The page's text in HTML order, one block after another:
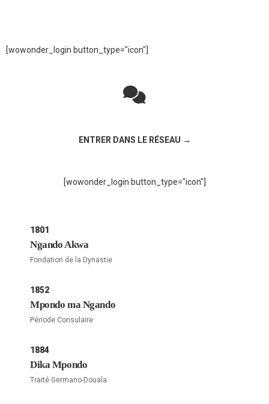
[wowonder_login button_type="icon"]
ENTRER DANS LE RÉSEAU →
[wowonder_login button_type="icon"]
1801
Ngando Akwa
Fondation de la Dynastie
1852
Mpondo ma Ngando
Période Consulaire
1884
Dika Mpondo
Traité Germano-Douala